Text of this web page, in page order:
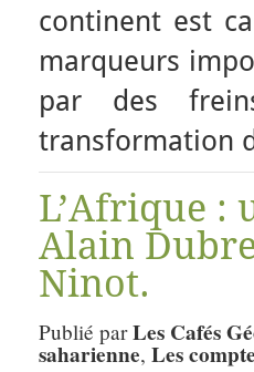
continent est
marqueurs
par des
transformation
L’Afrique :
Alain
Ninot.
Publié parLes Cafés
saharienne, Les